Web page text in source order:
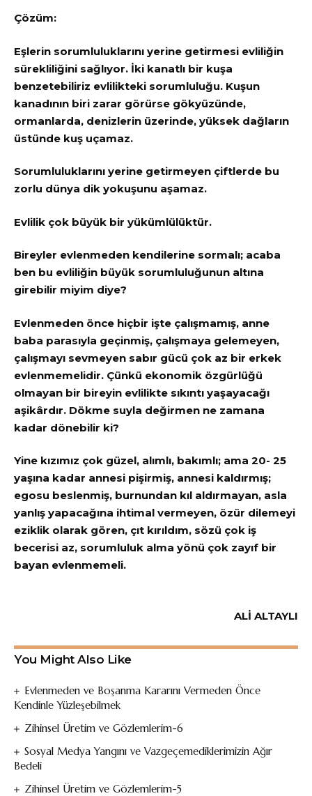
Çözüm:
Eşlerin sorumluluklarını yerine getirmesi evliliğin
sürekliliğini sağlıyor. İki kanatlı bir kuşa
benzetebiliriz evlilikteki sorumluluğu. Kuşun
kanadının biri zarar görürse gökyüzünde,
ormanlarda, denizlerin üzerinde, yüksek dağların
üstünde kuş uçamaz.
Sorumluluklarını yerine getirmeyen çiftlerde bu
zorlu dünya dik yokuşunu aşamaz.
Evlilik çok büyük bir yükümlülüktür.
Bireyler evlenmeden kendilerine sormalı; acaba
ben bu evliliğin büyük sorumluluğunun altına
girebilir miyim diye?
Evlenmeden önce hiçbir işte çalışmamış, anne
baba parasıyla geçinmiş, çalışmaya gelemeyen,
çalışmayı sevmeyen sabır gücü çok az bir erkek
evlenmemelidir. Çünkü ekonomik özgürlüğü
olmayan bir bireyin evlilikte sıkıntı yaşayacağı
aşikârdır. Dökme suyla değirmen ne zamana
kadar dönebilir ki?
Yine kızımız çok güzel, alımlı, bakımlı; ama 20- 25
yaşına kadar annesi pişirmiş, annesi kaldırmış;
egosu beslenmiş, burnundan kıl aldırmayan, asla
yanlış yapacağına ihtimal vermeyen, özür dilemeyi
eziklik olarak gören, çıt kırıldım, sözü çok iş
becerisi az, sorumluluk alma yönü çok zayıf bir
bayan evlenmemeli.
ALİ ALTAYLI
You Might Also Like
Evlenmeden ve Boşanma Kararını Vermeden Önce
Kendinle Yüzleşebilmek
Zihinsel Üretim ve Gözlemlerim-6
Sosyal Medya Yangını ve Vazgeçemediklerimizin Ağır
Bedeli
Zihinsel Üretim ve Gözlemlerim-5